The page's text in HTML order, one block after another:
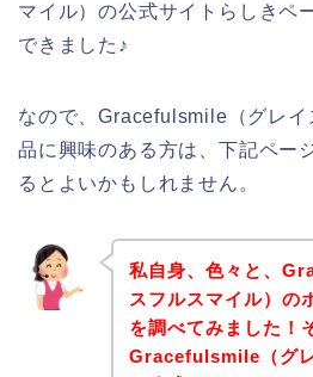
マイル）の公式サイトらしきペ
できました♪
なので、Gracefulsmile（グレ
品に興味のある方は、下記ペー
るとよいかもしれません。
私自身、色々と、
スフルスマイル）の
を調べてみました！
Gracefulsmile（グレ